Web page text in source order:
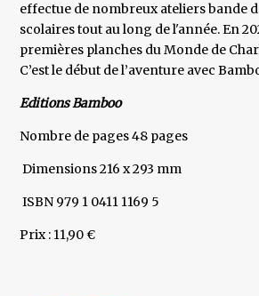
effectue de nombreux ateliers bande
scolaires tout au long de l'année. En
premières planches du Monde de
C’est le début de l’aventure avec
Editions Bamboo
Nombre de pages 48 pages
Dimensions 216 x 293 mm
ISBN 979 1 0411 1169 5
Prix : 11,90 €